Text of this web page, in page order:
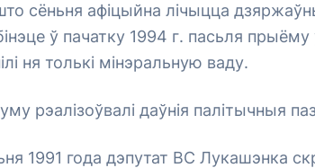
сёньня афіцыйна лічыцца
ў пачатку 1994 г. пасьля прыёму
ня толькі мінэральную ваду.
рэалізоўвалі даўнія палітычныя
1991 года дэпутат ВС Лукашэнка